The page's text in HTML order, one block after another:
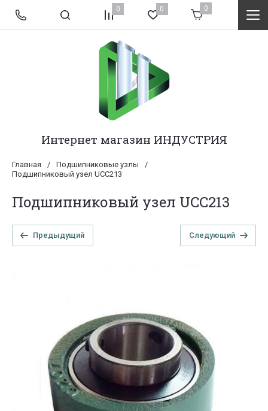
0 0 0
Интернет магазин ИНДУСТРИЯ
Главная / Подшипниковые узлы
/
Подшипниковый узел UCC213
Подшипниковый узел UCC213
Предыдущий Следующий